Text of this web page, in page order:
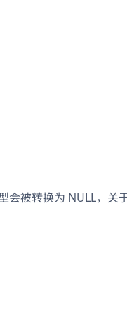
会被转换为 NULL，